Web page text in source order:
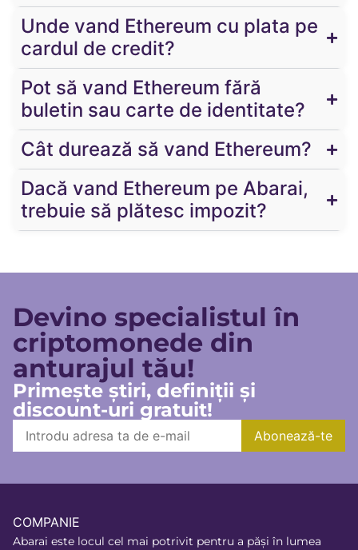
Unde vand Ethereum cu plata pe
cardul de credit?
Pot să vand Ethereum fără
buletin sau carte de identitate?
Cât durează să vand Ethereum?
Dacă vand Ethereum pe Abarai,
trebuie să plătesc impozit?
Devino specialistul în
criptomonede din
anturajul tău!
Primește știri, definiții și
discount-uri gratuit!
COMPANIE
Abarai este locul cel mai potrivit pentru a păși în lumea